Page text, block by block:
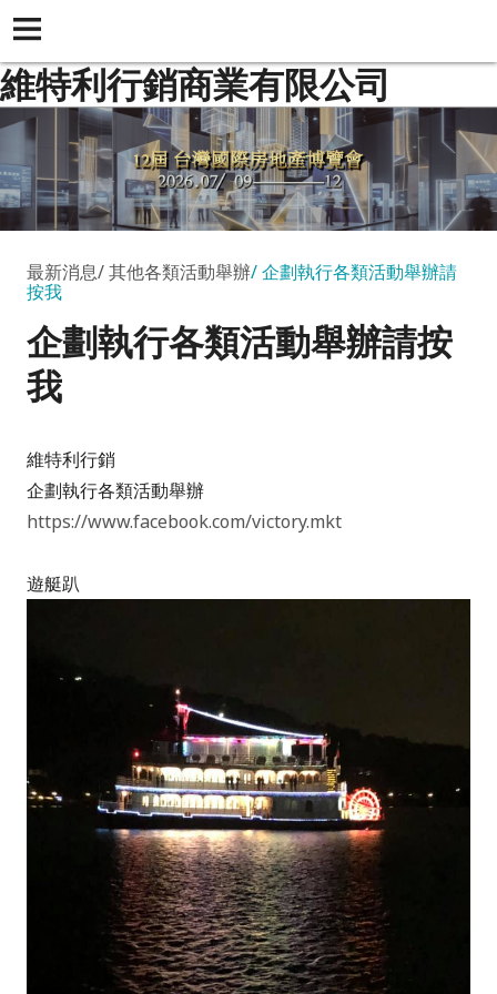
維特利行銷商業有限公司
最新消息 其他各類活動舉辦 企劃執行各類活動舉辦請
按我
企劃執行各類活動舉辦請按
我
維特利行銷
企劃執行各類活動舉辦
https://www.facebook.com/victory.mkt
遊艇趴